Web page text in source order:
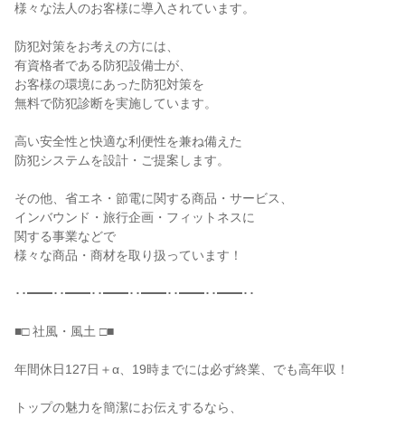
様々な法人のお客様に導入されています。
防犯対策をお考えの方には、
有資格者である防犯設備士が、
お客様の環境にあった防犯対策を
無料で防犯診断を実施しています。
高い安全性と快適な利便性を兼ね備えた
防犯システムを設計・ご提案します。
その他、省エネ・節電に関する商品・サービス、
インバウンド・旅行企画・フィットネスに
関する事業などで
様々な商品・商材を取り扱っています！
･･━━･･━━･･━━･･━━･･━━･･━━･･
■□ 社風・風土 □■
年間休日127日＋α、19時までには必ず終業、でも高年収！
トップの魅力を簡潔にお伝えするなら、